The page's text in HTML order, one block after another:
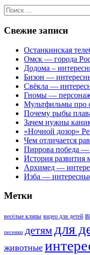
Поиск
для:
Свежие записи
Останкинская
Омск — города
Додома –
Бизон —
Свёкла —
Гномы —
Мультфильмы про
Почему рыбы
Зачем нужны
«Ночной дозор»
Чем отличается
Пиррова победа
История
Архимед —
Изба —
Метки
весёлые клипы видео для детей
песенки детям для
животные